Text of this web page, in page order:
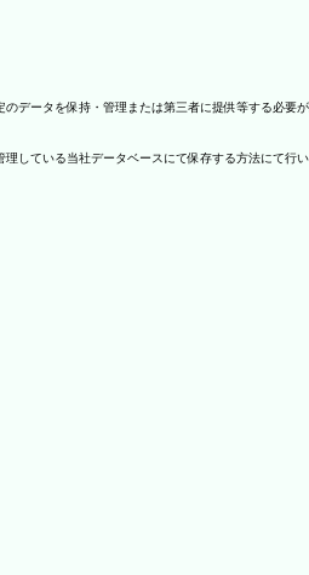
データを保持・管理または第三者に提供等する必要
している当社データベースにて保存する方法にて行い